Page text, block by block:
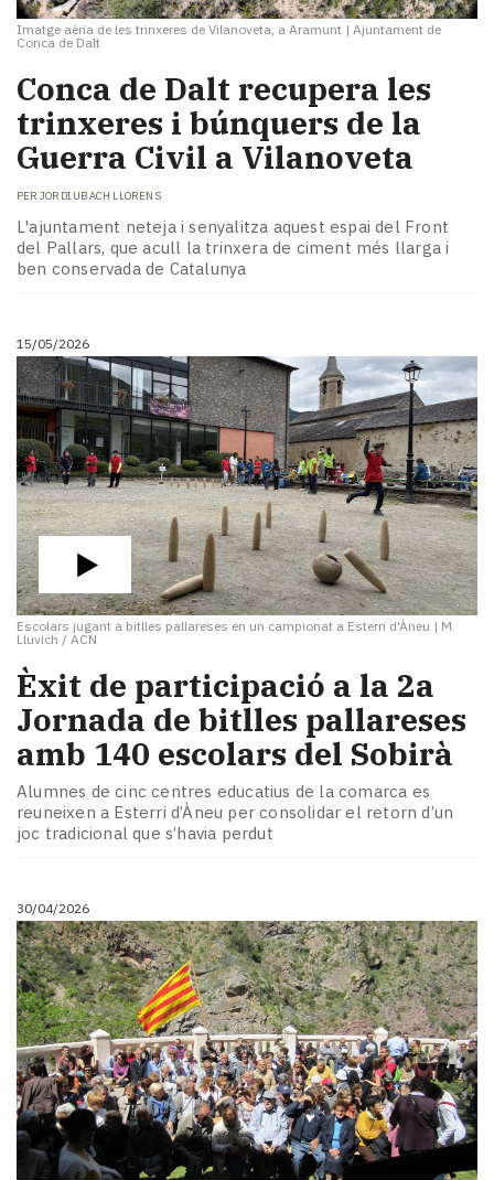
Imatge aèria de les trinxeres de Vilanoveta, a Aramunt | Ajuntament de
Conca de Dalt
Conca de Dalt recupera les
trinxeres i búnquers de la
Guerra Civil a Vilanoveta
PER JORDI UBACH LLORENS
L'ajuntament neteja i senyalitza aquest espai del Front
del Pallars, que acull la trinxera de ciment més llarga i
ben conservada de Catalunya
15/05/2026
Escolars jugant a bitlles pallareses en un campionat a Esterri d'Àneu | M.
Lluvich / ACN
Èxit de participació a la 2a
Jornada de bitlles pallareses
amb 140 escolars del Sobirà
Alumnes de cinc centres educatius de la comarca es
reuneixen a Esterri d’Àneu per consolidar el retorn d’un
joc tradicional que s’havia perdut
30/04/2026